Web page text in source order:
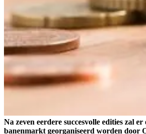
Na zeven eerdere succesvolle edities zal
banenmarkt georganiseerd worden door